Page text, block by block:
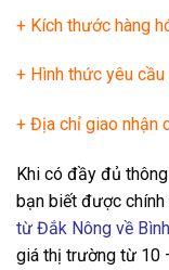
+ Kích thước hàng
+ Hình thức yêu cầu
+ Địa chỉ giao nhận
Khi có đầy đủ
bạn biết được chính
từ Đắk Nông về
giá thị trường từ 10